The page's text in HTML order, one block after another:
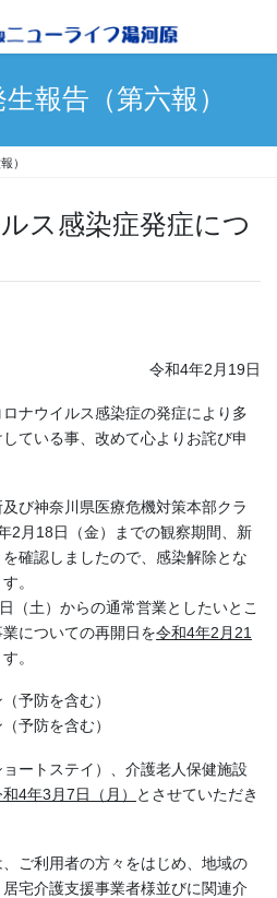
報告（第六報）
）
ス感染症発症につ
令和4年2月19日
ナウイルス感染症の発症により多
ている事、改めて心よりお詫び申
び神奈川県医療危機対策本部クラ
2月18日（金）までの観察期間、新
確認しましたので、感染解除とな
。
（土）からの通常営業としたいとこ
についての再開日を令和4年2月21
。
予防を含む）
予防を含む）
ートステイ）、介護老人保健施設
4年3月7日（月）
とさせていただき
ご利用者の方々をはじめ、地域の
宅介護支援事業者様並びに関連介